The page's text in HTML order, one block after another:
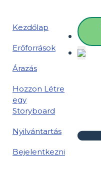
Kezdőlap
Erőforrások
Árazás
Hozzon Létre
egy
Storyboard
Nyilvántartás
Bejelentkezni